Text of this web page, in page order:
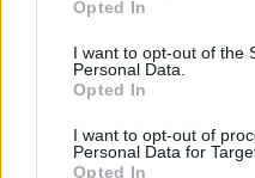
use your data for below
consent section.
Opted In
I want to opt-out of the
Personal Data.
Opted In
I want to opt-out of
Personal Data for
Opted In
NECROLOGIE